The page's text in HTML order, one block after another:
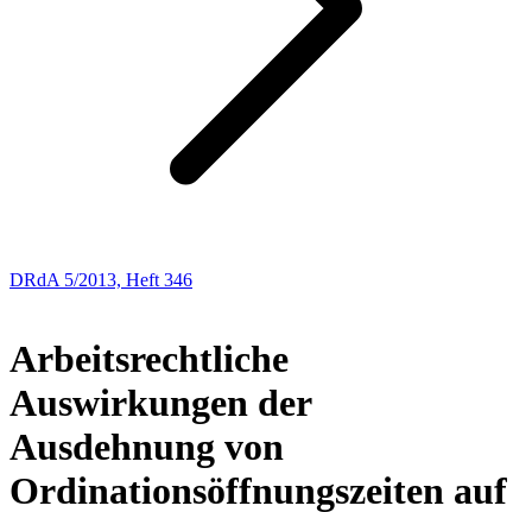
DRdA 5/2013, Heft 346
Arbeitsrechtliche
Auswirkungen der
Ausdehnung von
Ordinationsöffnungszeiten auf